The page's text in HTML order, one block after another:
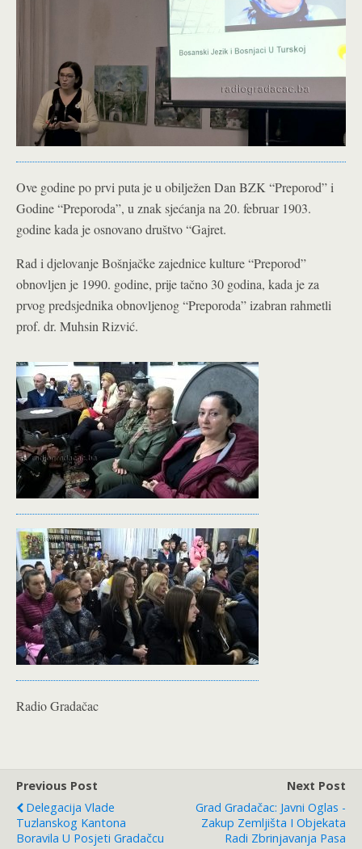
Ove godine po prvi puta je u obilježen Dan BZK “Preporod” i
Godine “Preporoda”, u znak sjećanja na 20. februar 1903.
godine kada je osnovano društvo “Gajret.
Rad i djelovanje Bošnjačke zajednice kulture “Preporod”
obnovljen je 1990. godine, prije tačno 30 godina, kada je za
prvog predsjednika obnovljenog “Preporoda” izabran rahmetli
prof. dr. Muhsin Rizvić.
Radio Gradačac
Previous Post
Delegacija Vlade
Tuzlanskog Kantona
Boravila U Posjeti Gradačcu
Next Post
Grad Gradačac: Javni Oglas -
Zakup Zemljišta I Objekata
Radi Zbrinjavanja Pasa